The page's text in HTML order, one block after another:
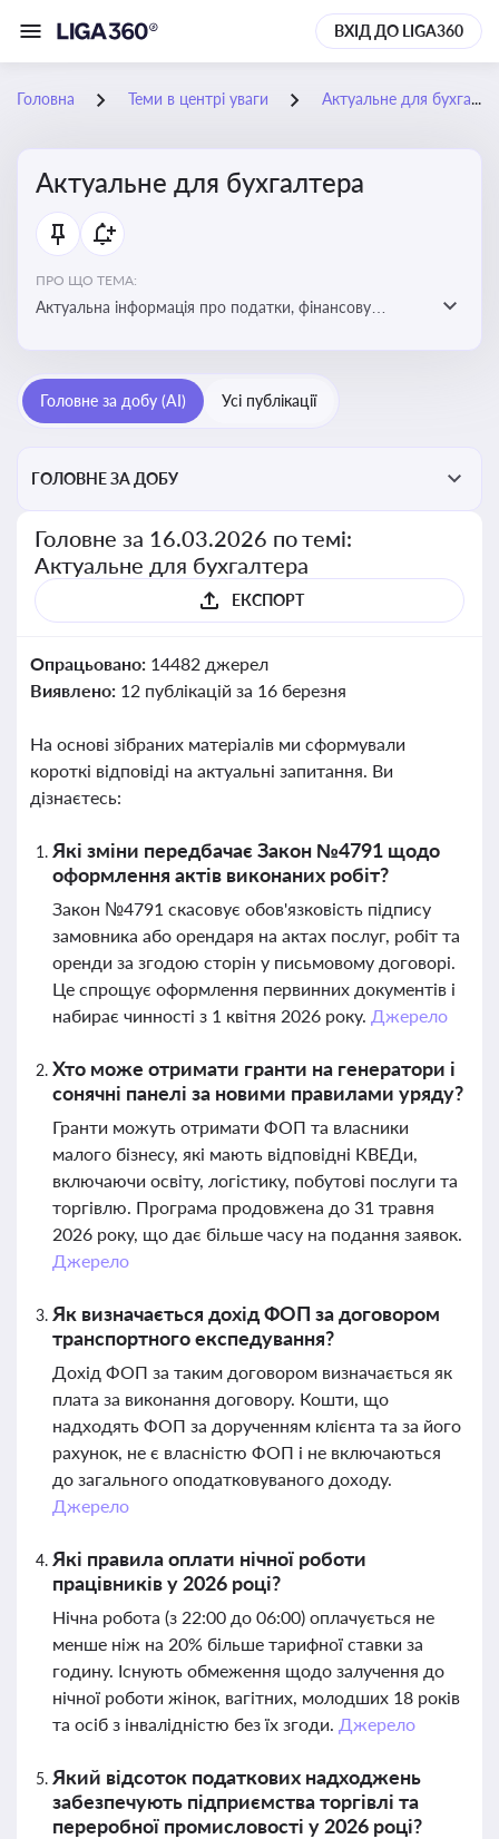
ВХІД ДО LIGA360
Головна Теми в центрі уваги Актуальне для бухгалтера
Актуальне для бухгалтера
ПРО ЩО ТЕМА:
Актуальна інформація про податки, фінансову
підприємств
Головне за добу (AI) Усі публікації
ГОЛОВНЕ ЗА ДОБУ
Головне за 16.03.2026 по темі:
Актуальне для бухгалтера
ЕКСПОРТ
Опрацьовано: 14482 джерел
Виявлено: 12 публікацій за 16 березня
На основі зібраних матеріалів ми сформували
короткі відповіді на актуальні запитання. Ви
дізнаєтесь:
Які зміни передбачає Закон №4791 щодо
оформлення актів виконаних робіт?
Закон №4791 скасовує обов'язковість підпису
замовника або орендаря на актах послуг, робіт та
оренди за згодою сторін у письмовому договорі.
Це спрощує оформлення первинних документів і
набирає чинності з 1 квітня 2026 року. Джерело
Хто може отримати гранти на генератори і
сонячні панелі за новими правилами уряду?
Гранти можуть отримати ФОП та власники
малого бізнесу, які мають відповідні КВЕДи,
включаючи освіту, логістику, побутові послуги та
торгівлю. Програма продовжена до 31 травня
2026 року, що дає більше часу на подання заявок.
Джерело
Як визначається дохід ФОП за договором
транспортного експедування?
Дохід ФОП за таким договором визначається як
плата за виконання договору. Кошти, що
надходять ФОП за дорученням клієнта та за його
рахунок, не є власністю ФОП і не включаються
до загального оподатковуваного доходу.
Джерело
Які правила оплати нічної роботи
працівників у 2026 році?
Нічна робота (з 22:00 до 06:00) оплачується не
менше ніж на 20% більше тарифної ставки за
годину. Існують обмеження щодо залучення до
нічної роботи жінок, вагітних, молодших 18 років
та осіб з інвалідністю без їх згоди. Джерело
Який відсоток податкових надходжень
забезпечують підприємства торгівлі та
переробної промисловості у 2026 році?